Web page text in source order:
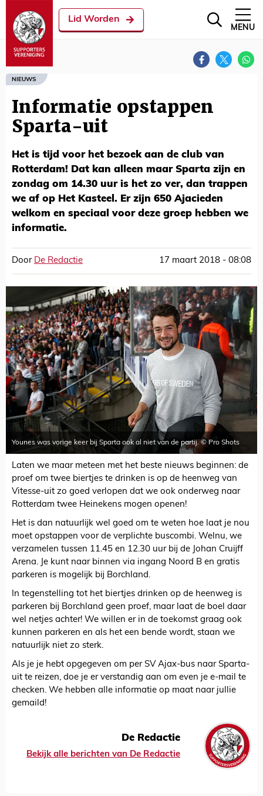
Lid Worden
MENU
NIEUWS
Informatie opstappen
Sparta-uit
Het is tijd voor het bezoek aan de club van
Rotterdam! Dat kan alleen maar Sparta zijn en
zondag om 14.30 uur is het zo ver, dan trappen
we af op Het Kasteel. Er zijn 650 Ajacieden
welkom en speciaal voor deze groep hebben we
informatie.
Door De Redactie 17 maart 2018 - 08:08
Younes was vorige keer bij Sparta ook al niet van de partij. © Pro Shots
Laten we maar meteen met het beste nieuws beginnen: de
proef om twee biertjes te drinken is op de heenweg van
Vitesse-uit zo goed verlopen dat we ook onderweg naar
Rotterdam twee Heinekens mogen openen!
Het is dan natuurlijk wel goed om te weten hoe laat je nou
moet opstappen voor de verplichte buscombi. Welnu, we
verzamelen tussen 11.45 en 12.30 uur bij de Johan Cruijff
Arena. Je kunt naar binnen via ingang Noord B en gratis
parkeren is mogelijk bij Borchland.
In tegenstelling tot het biertjes drinken op de heenweg is
parkeren bij Borchland geen proef, maar laat de boel daar
wel netjes achter! We willen er in de toekomst graag ook
kunnen parkeren en als het een bende wordt, staan we
natuurlijk niet zo sterk.
Als je je hebt opgegeven om per SV Ajax-bus naar Sparta-
uit te reizen, doe je er verstandig aan om even je e-mail te
checken. We hebben alle informatie op maat naar jullie
gemaild!
De Redactie
Bekijk alle berichten van De Redactie